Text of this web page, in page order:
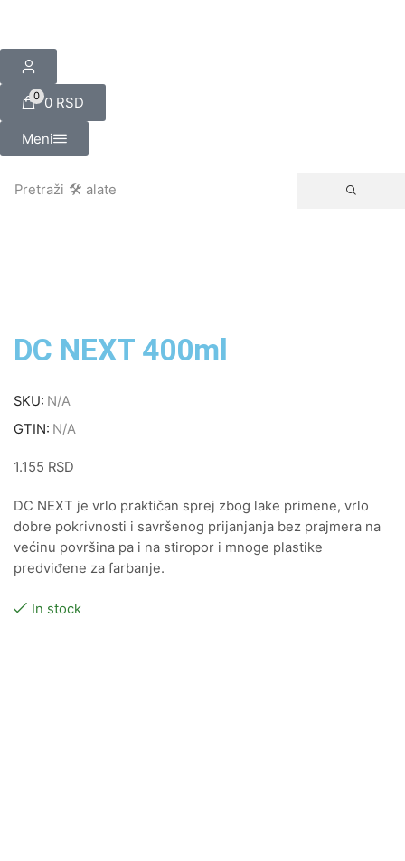
0 0 RSD
Meni
Pretraži 🛠️ alate
DC NEXT 400ml
SKU: N/A
GTIN: N/A
1.155 RSD
DC NEXT je vrlo praktičan sprej zbog lake primene, vrlo
dobre pokrivnosti i savršenog prijanjanja bez prajmera na
većinu površina pa i na stiropor i mnoge plastike
predviđene za farbanje.
In stock